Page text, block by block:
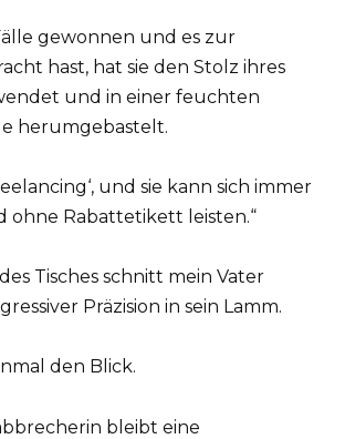
gewonnen und es zur
hast, hat sie den Stolz ihres
und in einer feuchten
herumgebastelt.
und sie kann sich immer
ohne Rabattetikett leisten.“
Tisches schnitt mein Vater
Präzision in sein Lamm.
den Blick.
bleibt eine